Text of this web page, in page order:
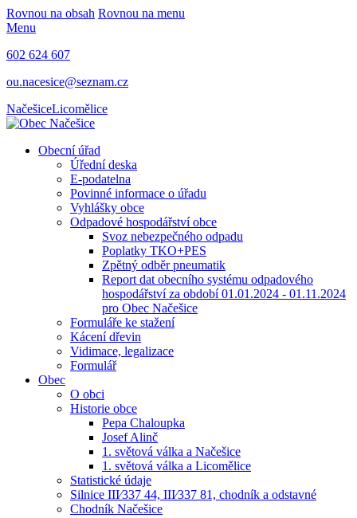
Rovnou na obsah Rovnou na menu
Menu
602 624 607
ou.nacesice@seznam.cz
NačešiceLicomělice
Obecní úřad
Úřední deska
E-podatelna
Povinné informace o úřadu
Vyhlášky obce
Odpadové hospodářství obce
Svoz nebezpečného odpadu
Poplatky TKO+PES
Zpětný odběr pneumatik
Report dat obecního systému odpadového
hospodářství za období 01.01.2024 - 01.11.2024
pro Obec Načešice
Formuláře ke stažení
Kácení dřevin
Vidimace, legalizace
Formulář
Obec
O obci
Historie obce
Pepa Chaloupka
Josef Alinč
1. světová válka a Načešice
1. světová válka a Licomělice
Statistické údaje
Silnice III⁄337 44, III⁄337 81, chodník a odstavné
Chodník Načešice